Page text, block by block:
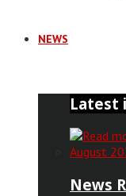
NEWS
Latest
News